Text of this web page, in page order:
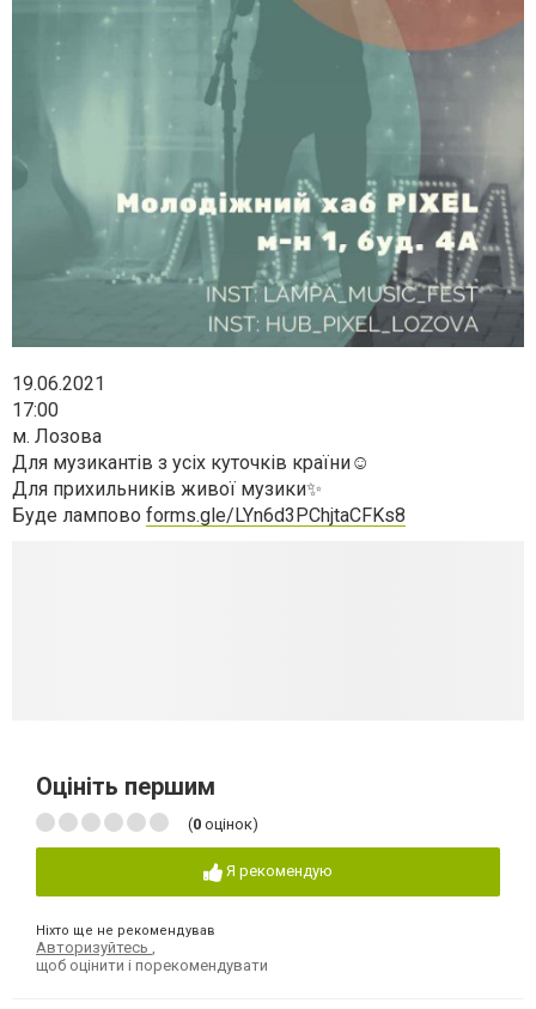
19.06.2021
17:00
м. Лозова
Для музикантів з усіх куточків країни☺
Для прихильників живої музики✨
Буде лампово forms.gle/LYn6d3PChjtaCFKs8
Оцініть першим
(0 оцінок)
Я рекомендую
Ніхто ще не рекомендував
Авторизуйтесь
щоб оцінити і порекомендувати